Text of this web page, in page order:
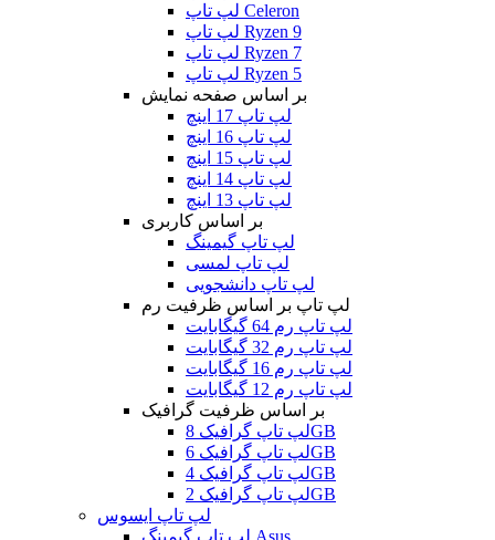
لپ تاپ Celeron
لپ تاپ Ryzen 9
لپ تاپ Ryzen 7
لپ تاپ Ryzen 5
بر اساس صفحه نمایش
لپ تاپ 17 اینچ
لپ تاپ 16 اینچ
لپ تاپ 15 اینچ
لپ تاپ 14 اینچ
لپ تاپ 13 اینچ
بر اساس کاربری
لپ تاپ گیمینگ
لپ تاپ لمسی
لپ تاپ دانشجویی
لپ تاپ بر اساس ظرفیت رم
لپ تاپ رم 64 گیگابایت
لپ تاپ رم 32 گیگابایت
لپ تاپ رم 16 گیگابایت
لپ تاپ رم 12 گیگابایت
بر اساس ظرفیت گرافیک
لپ تاپ گرافیک 8GB
لپ تاپ گرافیک 6GB
لپ تاپ گرافیک 4GB
لپ تاپ گرافیک 2GB
لپ تاپ ایسوس
لپ تاپ گیمینگ Asus